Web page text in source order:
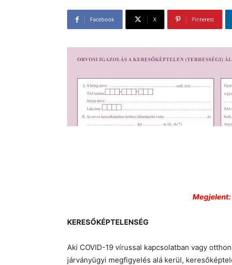
Facebook X Pinterest
Megjelent:
KERESŐKÉPTELENSÉG
Aki COVID-19 vírussal kapcsolatban vagy
járványügyi megfigyelés alá kerül,